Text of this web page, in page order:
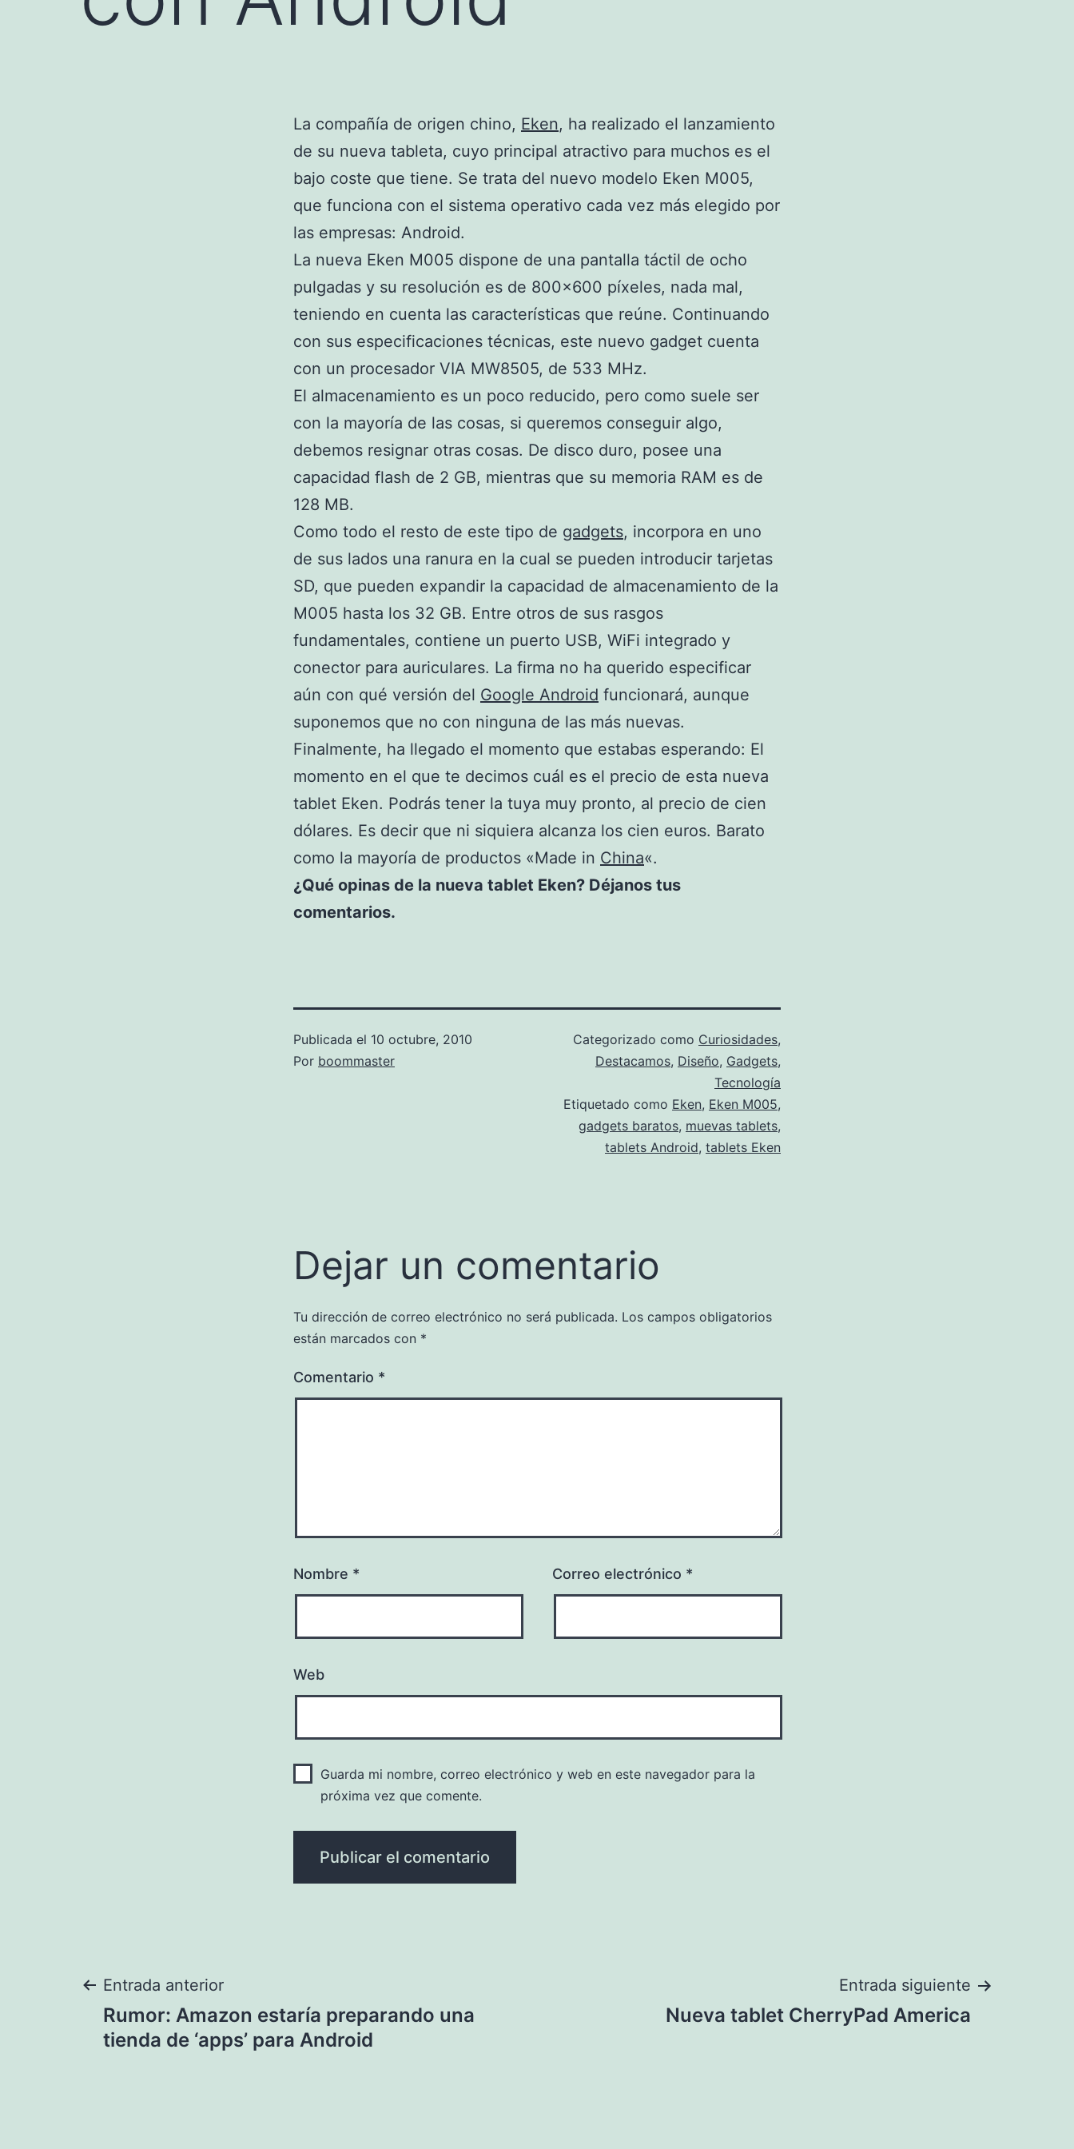
La compañía de origen chino, Eken, ha realizado el lanzamiento
de su nueva tableta, cuyo principal atractivo para muchos es el
bajo coste que tiene. Se trata del nuevo modelo Eken M005,
que funciona con el sistema operativo cada vez más elegido por
las empresas: Android.
La nueva Eken M005 dispone de una pantalla táctil de ocho
pulgadas y su resolución es de 800×600 píxeles, nada mal,
teniendo en cuenta las características que reúne. Continuando
con sus especificaciones técnicas, este nuevo gadget cuenta
con un procesador VIA MW8505, de 533 MHz.
El almacenamiento es un poco reducido, pero como suele ser
con la mayoría de las cosas, si queremos conseguir algo,
debemos resignar otras cosas. De disco duro, posee una
capacidad flash de 2 GB, mientras que su memoria RAM es de
128 MB.
Como todo el resto de este tipo de gadgets, incorpora en uno
de sus lados una ranura en la cual se pueden introducir tarjetas
SD, que pueden expandir la capacidad de almacenamiento de la
M005 hasta los 32 GB. Entre otros de sus rasgos
fundamentales, contiene un puerto USB, WiFi integrado y
conector para auriculares. La firma no ha querido especificar
aún con qué versión del Google Android funcionará, aunque
suponemos que no con ninguna de las más nuevas.
Finalmente, ha llegado el momento que estabas esperando: El
momento en el que te decimos cuál es el precio de esta nueva
tablet Eken. Podrás tener la tuya muy pronto, al precio de cien
dólares. Es decir que ni siquiera alcanza los cien euros. Barato
como la mayoría de productos «Made in China«.
¿Qué opinas de la nueva tablet Eken? Déjanos tus
comentarios.
Publicada el 10 octubre, 2010
Por boommaster
Categorizado como Curiosidades,
Destacamos, Diseño, Gadgets,
Tecnología
Etiquetado como Eken, Eken M005,
gadgets baratos, muevas tablets,
tablets Android, tablets Eken
Dejar un comentario
Tu dirección de correo electrónico no será publicada. Los campos obligatorios
están marcados con *
Comentario *
Nombre * Correo electrónico *
Web
Guarda mi nombre, correo electrónico y web en este navegador para la
próxima vez que comente.
Navegación
de
Entrada anterior
Rumor: Amazon estaría preparando una
tienda de ‘apps’ para Android
Entrada siguiente
Nueva tablet CherryPad America